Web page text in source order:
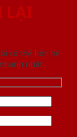
LẠI
có thể liên hệ
nhất.